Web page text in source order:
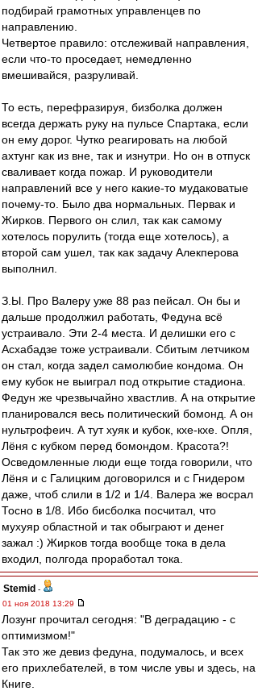
подбирай грамотных управленцев по
направлению.
Четвертое правило: отслеживай направления,
если что-то проседает, немедленно
вмешивайся, разруливай.
То есть, перефразируя, бизболка должен
всегда держать руку на пульсе Спартака, если
он ему дорог. Чутко реагировать на любой
ахтунг как из вне, так и изнутри. Но он в отпуск
сваливает когда пожар. И руководители
направлений все у него какие-то мудаковатые
почему-то. Было два нормальных. Первак и
Жирков. Первого он слил, так как самому
хотелось порулить (тогда еще хотелось), а
второй сам ушел, так как задачу Алекперова
выполнил.
З.Ы. Про Валеру уже 88 раз пейсал. Он бы и
дальше продолжил работать, Федуна всё
устраивало. Эти 2-4 места. И делишки его с
Асхабадзе тоже устраивали. Сбитым летчиком
он стал, когда задел самолюбие кондома. Он
ему кубок не выиграл под открытие стадиона.
Федун же чрезвычайно хвастлив. А на открытие
планировался весь политический бомонд. А он
нультрофеич. А тут хуяк и кубок, кхе-кхе. Опля,
Лёня с кубком перед бомондом. Красота?!
Осведомленные люди еще тогда говорили, что
Лёня и с Галицким договорился и с Гнидером
даже, чтоб слили в 1/2 и 1/4. Валера же восрал
Тосно в 1/8. Ибо бисболка посчитал, что
мухуяр областной и так обыграют и денег
зажал :) Жирков тогда вообще тока в дела
входил, полгода проработал тока.
Stemid -
01 ноя 2018 13:29
Лозунг прочитал сегодня: "В деградацию - с
оптимизмом!"
Так это же девиз федуна, подумалось, и всех
его прихлебателей, в том числе увы и здесь, на
Книге.